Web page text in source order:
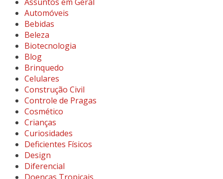
Automóveis
Bebidas
Beleza
Biotecnologia
Blog
Brinquedo
Celulares
Construção Civil
Controle de Pragas
Cosmético
Crianças
Curiosidades
Deficientes Físicos
Design
Diferencial